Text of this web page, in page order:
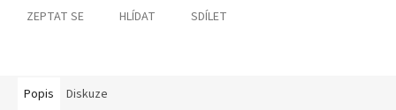
ZEPTAT SE HLÍDAT SDÍLET
Popis Diskuze